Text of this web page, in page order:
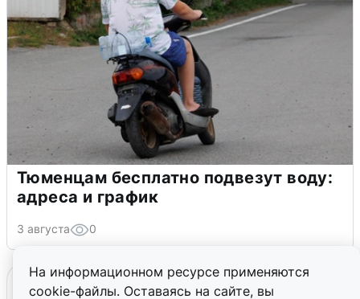
На информационном ресурсе применяются
cookie-файлы. Оставаясь на сайте, вы
Тюменцам бесплатно подвезут воду:
адреса и график
3 августа 0